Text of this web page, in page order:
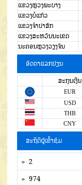
ແຂວງຫຼວງພະບາງ
ແຂວງບໍ່ແກ້ວ
ແຂວງຈໍາປາສັກ
ແຂວງສະຫວັນນະເຂດ
ນະຄອນຫຼວງວຽງຈັນ
ອັດຕາແລກປ່ຽນ
ສະກຸນເງີນ
EUR
USD
THB
CNY
ສະຖິຕິຜູ້ເຂົ້າຊົມ
» 2
» 974